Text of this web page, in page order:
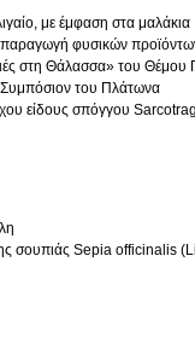
με έμφαση στα μαλάκια
φυσικών
στο λογοτεχνικό έργο «Ματιές στη Θάλασσα»
του Πλάτωνα
είδους σπόγγου
σουπιάς Sepia officinalis